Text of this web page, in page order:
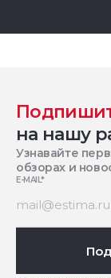
на нашу
Узнавайте
обзорах и
E-MAIL*